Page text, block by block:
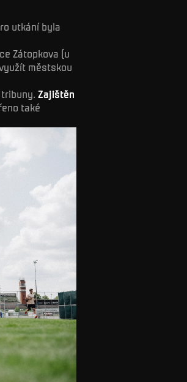
utkání byla
Zátopkova (u
městskou
Zajištěn
také